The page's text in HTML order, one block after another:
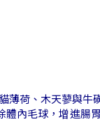
荷、木天蓼與牛
內毛球，增進腸